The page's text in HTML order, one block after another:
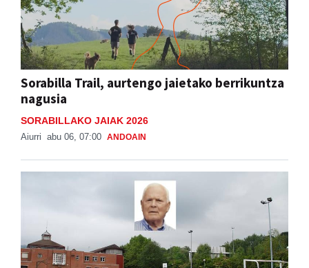
Sorabilla Trail, aurtengo jaietako berrikuntza
nagusia
SORABILLAKO JAIAK 2026
Aiurri abu 06, 07:00 ANDOAIN